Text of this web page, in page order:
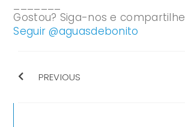
Gostou? Siga-nos e compartilhe
Seguir @aguasdebonito
PREVIOUS